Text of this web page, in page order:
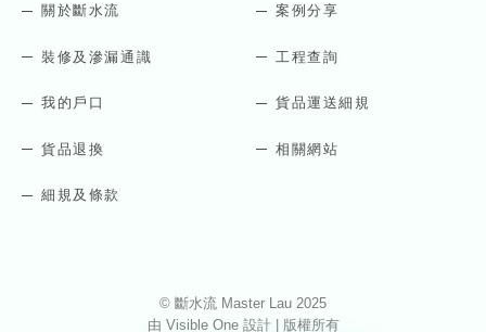
E 關於斷水流 案例分享
裝修及滲漏通識 工程查詢
我的戶口 貨品運送細規
貨品退換 相關網站
細規及條款
© 斷水流 Master Lau 2025
由 Visible One 設計 | 版權所有